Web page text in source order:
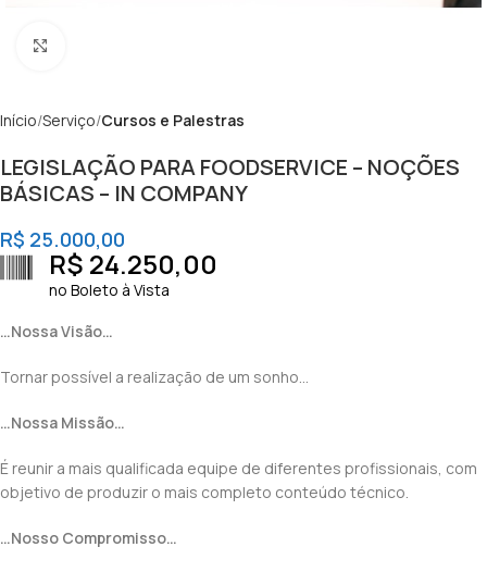
Início Serviço Cursos e Palestras
LEGISLAÇÃO PARA FOODSERVICE – NOÇÕES
BÁSICAS – IN COMPANY
R$ 25.000,00
R$ 24.250,00
no Boleto à Vista
…Nossa Visão…
Tornar possível a realização de um sonho…
…Nossa Missão…
É reunir a mais qualificada equipe de diferentes profissionais, com
objetivo de produzir o mais completo conteúdo técnico.
…Nosso Compromisso…